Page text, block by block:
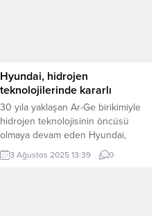
Hyundai, hidrojen
teknolojilerinde kararlı
30 yıla yaklaşan Ar-Ge birikimiyle
hidrojen teknolojisinin öncüsü
olmaya devam eden Hyundai,
HTWO markasıyla sıfır emisyonlu
mobilitenin ötesine geçerek
3 Ağustos 2025 13:39 0